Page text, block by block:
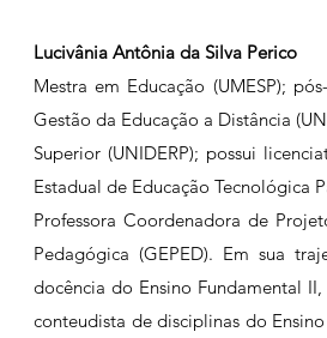
Lucivânia Antônia da Silva Perico
Mestra em Educação (UMESP);
Gestão da Educação a Distância
Superior (UNIDERP); possui
Estadual de Educação Tecnológica
Professora Coordenadora de
Pedagógica (GEPED). Em sua
docência do Ensino Fundamental
conteudista de disciplinas do